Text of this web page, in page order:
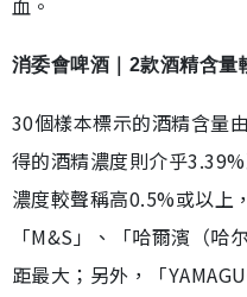
血。
消委會啤酒｜2款酒精含量
30個樣本標示的酒精含量
得的酒精濃度則介乎
濃度較聲稱高0.5%或以上
「M&S」、「哈爾濱（哈
距最大；另外，「